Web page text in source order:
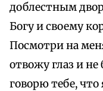
доблестным
Богу и своему
Посмотри на
отвожу глаз и не
говорю тебе,